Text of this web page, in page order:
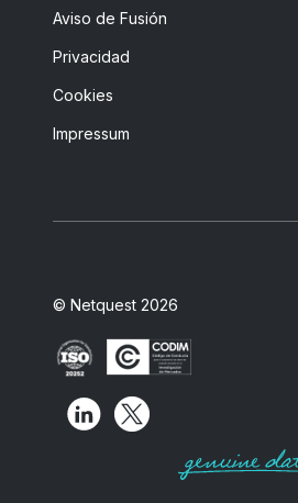
Aviso de Fusión
Privacidad
Cookies
Impressum
© Netquest 2026